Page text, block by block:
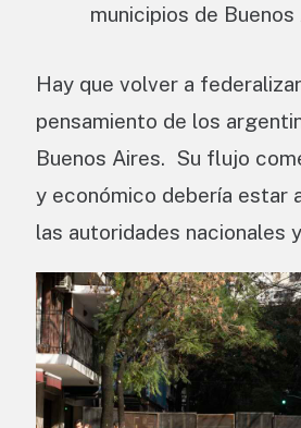
municipios de Buenos
Hay que volver a
pensamiento de los
Buenos Aires. Su flujo
y económico debería estar
las autoridades nacionales